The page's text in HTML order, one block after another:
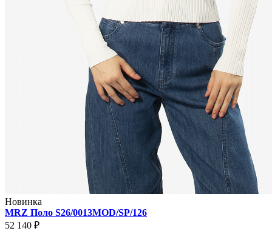
Новинка
MRZ Поло S26/0013MOD/SP/126
52 140 ₽